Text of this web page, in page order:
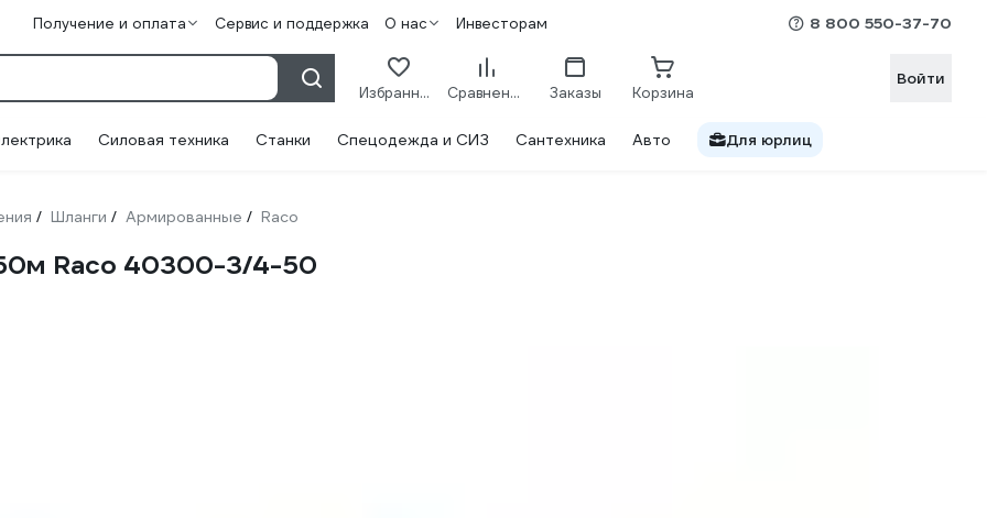
Получение и оплата Сервис и поддержка О нас Инвесторам 8 800 550-37-70
Избранное Сравнение Заказы Корзина
Войти
Силовая техника Станки Спецодежда и СИЗ Сантехника Авто Для юрлиц
/ Шланги / Армированные / Raco
Raco 40300-3/4-50